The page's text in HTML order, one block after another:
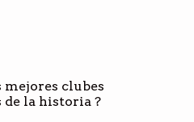
mejores clubes
de la historia ?